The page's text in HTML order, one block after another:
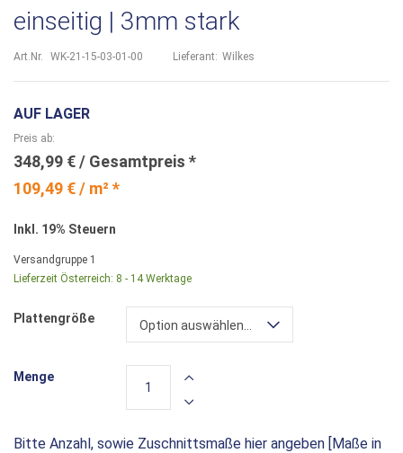
einseitig | 3mm stark
Art.Nr. WK-21-15-03-01-00 Lieferant: Wilkes
AUF LAGER
109,49 € / m² *
Preis ab
348,99 €
Inkl. 19% Steuern
Versandgruppe 1
Lieferzeit Österreich: 8 - 14 Werktage
Plattengröße Option auswählen...
Bitte Anzahl, sowie Zuschnittsmaße hier angeben [Maße in
Menge